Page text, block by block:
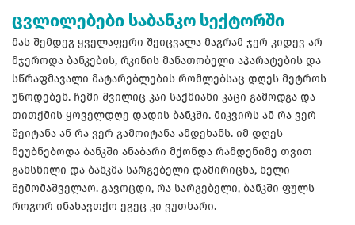
ცვლილებები საბანკო სექტორში
მას შემდეგ ყველაფერი შეიცვალა მაგრამ ჯერ კიდევ არ
მჯეროდა ბანკების, რკინის მანათობელი აპარატების და
სწრაფმავალი მატარებლების რომლებსაც დღეს მეტროს
უწოდებენ. ჩემი შვილიც კაი საქმიანი კაცი გამოდგა და
თითქმის ყოველდღე დადის ბანკში. მიკვირს ან რა ვერ
შეიტანა ან რა ვერ გამოიტანა ამდეხანს. იმ დღეს
მეუბნებოდა ბანკში ანაბარი მქონდა რამდენიმე თვით
გახსნილი და ბანკმა სარგებელი დამირიცხა, ხელი
შემომაშველაო. გავოცდი, რა სარგებელი, ბანკში ფულს
როგორ ინახავთქო ეგეც კი ვუთხარი.